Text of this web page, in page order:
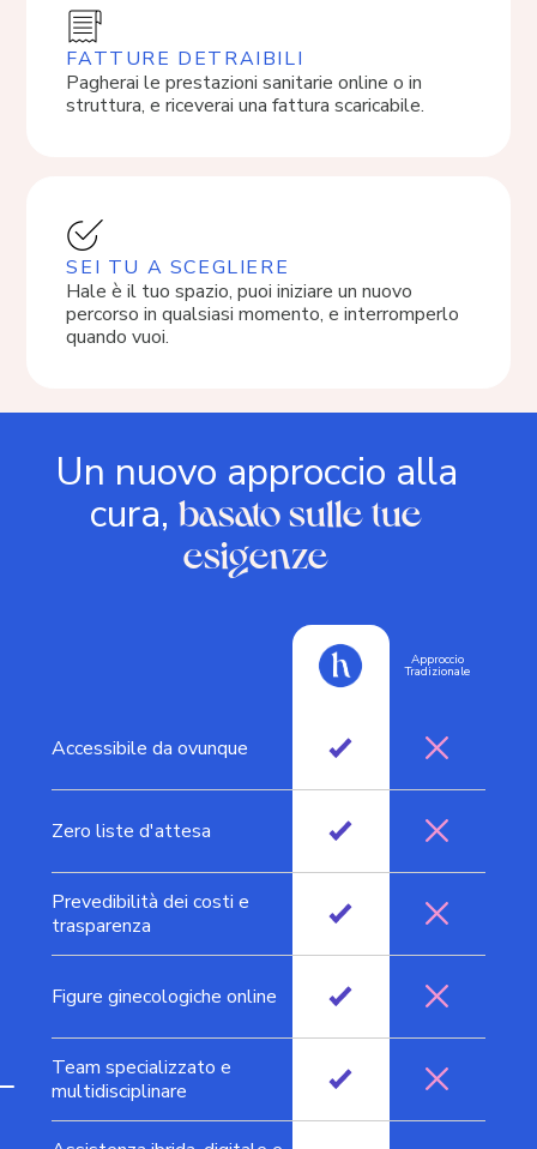
FATTURE DETRAIBILI
Pagherai le prestazioni sanitarie online o in
struttura, e riceverai una fattura scaricabile.
SEI TU A SCEGLIERE
Hale è il tuo spazio, puoi iniziare un nuovo
percorso in qualsiasi momento, e interromperlo
quando vuoi.
Un nuovo approccio alla
cura, basato sulle tue
esigenze
Approccio
Tradizionale
Accessibile da ovunque
Zero liste d'attesa
Prevedibilità dei costi e
trasparenza
Figure ginecologiche online
Team specializzato e
multidisciplinare